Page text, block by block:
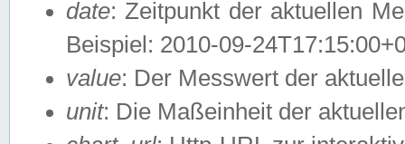
date: Zeitpunkt der aktuellen
Beispiel: 2010-09-
value: Der Messwert der
unit: Die Maßeinheit der